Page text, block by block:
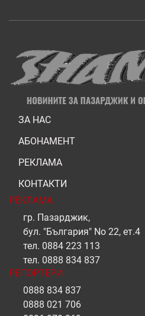
ЗА НАС
АБОНАМЕНТ
РЕКЛАМА
КОНТАКТИ
РЕКЛАМА
гр. Пазарджик,
бул. "България" No 22, ет.4
тел. 0884 223 113
тел. 0888 834 837
РЕПОРТЕРИ
0888 834 837
0888 021 706